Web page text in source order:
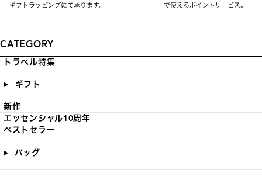
ギフトラッピングにて承ります。
で使えるポイントサービス。
CATEGORY
トラベル特集
ギフト
新作
エッセンシャル10周年
ベストセラー
バッグ